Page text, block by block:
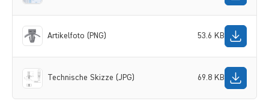
Artikelfoto (PNG) 53.6 KB
Technische Skizze (JPG) 69.8 KB